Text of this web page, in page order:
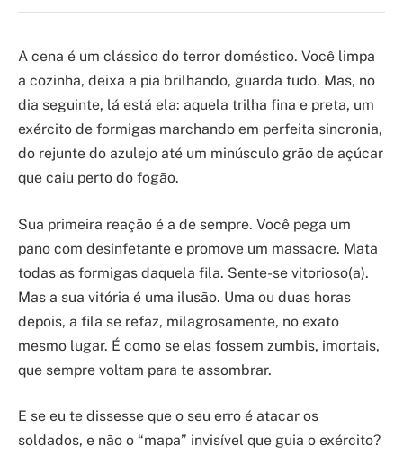
A cena é um clássico do terror doméstico. Você limpa
a cozinha, deixa a pia brilhando, guarda tudo. Mas, no
dia seguinte, lá está ela: aquela trilha fina e preta, um
exército de formigas marchando em perfeita sincronia,
do rejunte do azulejo até um minúsculo grão de açúcar
que caiu perto do fogão.
Sua primeira reação é a de sempre. Você pega um
pano com desinfetante e promove um massacre. Mata
todas as formigas daquela fila. Sente-se vitorioso(a).
Mas a sua vitória é uma ilusão. Uma ou duas horas
depois, a fila se refaz, milagrosamente, no exato
mesmo lugar. É como se elas fossem zumbis, imortais,
que sempre voltam para te assombrar.
E se eu te dissesse que o seu erro é atacar os
soldados, e não o “mapa” invisível que guia o exército?